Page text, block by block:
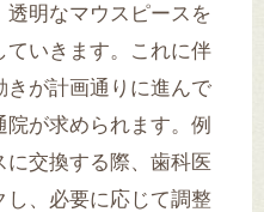
明なマウスピースを
いきます。これに伴
きが計画通りに進んで
が求められます。例
に交換する際、歯科医
し、必要に応じて調整